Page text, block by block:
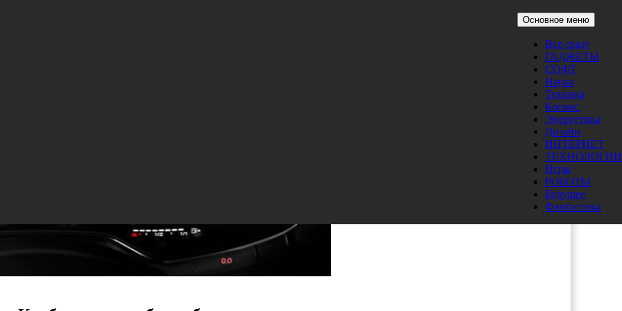
Основное меню
Все сразу
ГАДЖЕТЫ
СОФТ
Наука
Техника
Космос
Энергетика
Дизайн
ИНТЕРНЕТ
ТЕХНОЛОГИИ
Игры
РОБОТЫ
Будущее
Фантастика